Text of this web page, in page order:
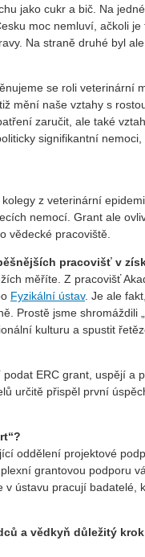
jako cukr a bič. Na
moc nemluví, ačkoli
Na straně druhé byl
se roli veterinární
mění naše vztahy s
zaručit, ale také
signifikantní
z veterinární
nemocí. Grant ale
vědecké pracoviště.
pracovišť v
měříte. Z pracovišť
Fyzikální ústav. Je ale
Prostě jsme shromáždili
kulturu a spustit
ERC grant, uspějí a
určitě přispěl první
oddělení projektové
grantovou podporu
ústavu pracují
a vědkyň důležitý